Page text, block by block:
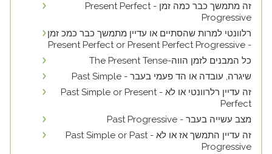
זה מתמשך כבר כמה זמן - Present Perfect
Progressive
רלוונטי למרות שהסתיים או עדיין מתמשך כבר כמכ זמן
- Present Perfect or Present Perfect Progressive
כל המבנים לזמן הווה-The Present Tense
שיגרה, עובדה או הד פעמי בעבר - Past Simple
זה עדיין רלרוונטי או לא - Past Simple or Present
Perfect
מצב עשייה בעבר - Past Progressive
זה עדיין התמשך אז או לא - Past Simple or Past
Progressive